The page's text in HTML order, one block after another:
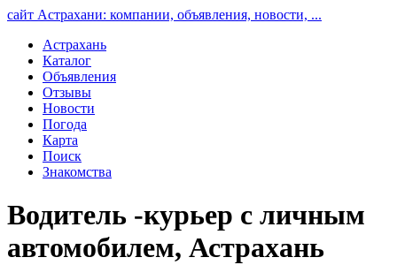
сайт Астрахани: компании, объявления, новости, ...
Астрахань
Каталог
Объявления
Отзывы
Новости
Погода
Карта
Поиск
Знакомства
Водитель -курьер с личным
автомобилем, Астрахань